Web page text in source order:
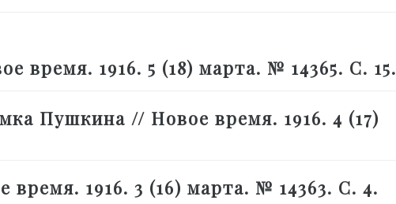
время. 1916. 5 (18) марта. № 14365. С. 15.
Пушкина // Новое время. 1916. 4 (17)
1916. 3 (16) марта. № 14363. С. 4.